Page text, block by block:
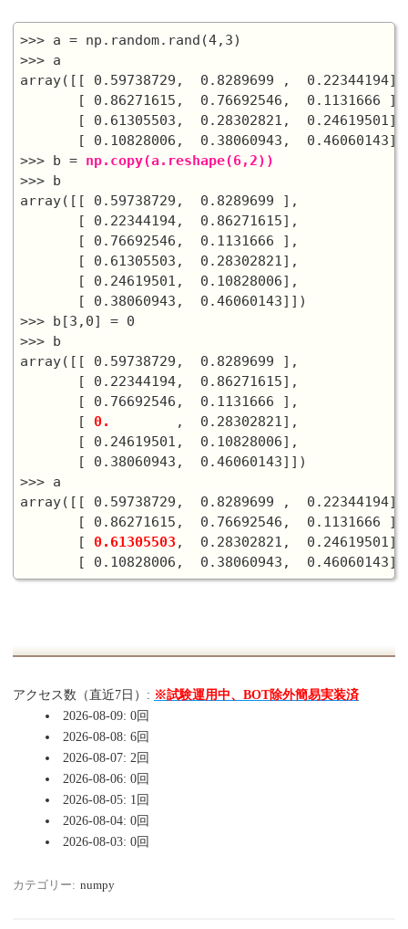
>>> a = np.random.rand(4,3)
>>> a
array([[ 0.59738729,  0.8289699 ,  0.22344194],
       [ 0.86271615,  0.76692546,  0.1131666 ],
       [ 0.61305503,  0.28302821,  0.24619501],
[ 0.10828006,  0.38060943,
>>> b = np.copy(a.reshape(6,2))
>>> b
array([[ 0.59738729,  0.8289699 ],
       [ 0.22344194,  0.86271615],
       [ 0.76692546,  0.1131666 ],
       [ 0.61305503,  0.28302821],
       [ 0.24619501,  0.10828006],
       [ 0.38060943,  0.46060143]])
>>> b[3,0] = 0
>>> b
array([[ 0.59738729,  0.8289699 ],
       [ 0.22344194,  0.86271615],
       [ 0.76692546,  0.1131666 ],
       [
0.
        ,  0.28302821],
       [ 0.24619501,  0.10828006],
       [ 0.38060943,  0.46060143]])
>>> a
array([[ 0.59738729,  0.8289699 ,  0.22344194],
       [ 0.86271615,  0.76692546,  0.1131666 ],
       [
0.61305503 ,  0.28302821,  0.24619501],
アクセス数（直近7日）: ※試験運用中、BOT除外簡易実装済
2026-08-09: 0回
2026-08-08: 6回
2026-08-07: 2回
2026-08-06: 0回
2026-08-05: 1回
2026-08-04: 0回
2026-08-03: 0回
カテゴリー: numpy